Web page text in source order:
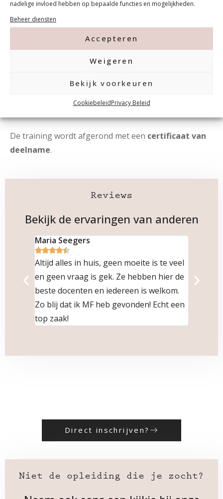
nadelige invloed hebben op bepaalde functies en mogelijkheden.
Beheer diensten
Accepteren
Weigeren
Bekijk voorkeuren
CookiebeleidPrivacy Beleid
lifting
Praktische productkennis:
of gel het beste past bij jouw klant en
situatie
snelheid en controle. Je begrijpt beter wat een
nagel nodig heeft en kunt daardoor
De training wordt afgerond met een certificaat van
deelname.
Reviews
Bekijk de ervaringen van anderen
Maria Seegers

Altijd alles in huis, geen moeite is te veel
en geen vraag is gek. Ze hebben hier de
beste docenten en iedereen is welkom.
Zo blij dat ik MF heb gevonden! Echt een
top zaak!
hebt
Direct inschrijven?
Niet de opleiding die je zocht?